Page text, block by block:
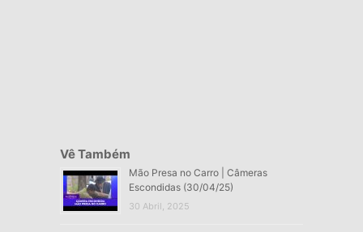
Vê Também
Mão Presa no Carro | Câmeras
Escondidas (30/04/25)
30 Abril, 2025